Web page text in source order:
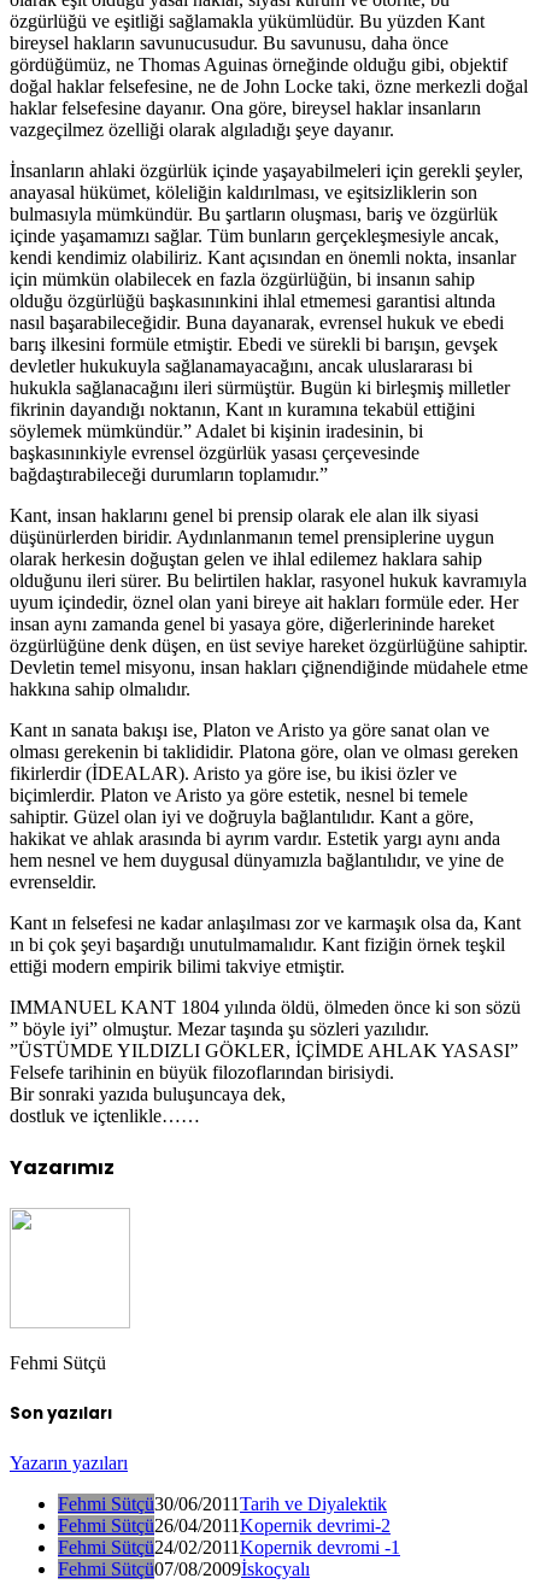
özgürlüğü ve eşitliği sağlamakla yükümlüdür. Bu yüzden Kant
bireysel hakların savunucusudur. Bu savunusu, daha önce
gördüğümüz, ne Thomas Aguinas örneğinde olduğu gibi, objektif
doğal haklar felsefesine, ne de John Locke taki, özne merkezli doğal
haklar felsefesine dayanır. Ona göre, bireysel haklar insanların
vazgeçilmez özelliği olarak algıladığı şeye dayanır.
İnsanların ahlaki özgürlük içinde yaşayabilmeleri için gerekli şeyler,
anayasal hükümet, köleliğin kaldırılması, ve eşitsizliklerin son
bulmasıyla mümkündür. Bu şartların oluşması, bariş ve özgürlük
içinde yaşamamızı sağlar. Tüm bunların gerçekleşmesiyle ancak,
kendi kendimiz olabiliriz. Kant açısından en önemli nokta, insanlar
için mümkün olabilecek en fazla özgürlüğün, bi insanın sahip
olduğu özgürlüğü başkasınınkini ihlal etmemesi garantisi altında
nasıl başarabileceğidir. Buna dayanarak, evrensel hukuk ve ebedi
barış ilkesini formüle etmiştir. Ebedi ve sürekli bi barışın, gevşek
devletler hukukuyla sağlanamayacağını, ancak uluslararası bi
hukukla sağlanacağını ileri sürmüştür. Bugün ki birleşmiş milletler
fikrinin dayandığı noktanın, Kant ın kuramına tekabül ettiğini
söylemek mümkündür.” Adalet bi kişinin iradesinin, bi
başkasınınkiyle evrensel özgürlük yasası çerçevesinde
bağdaştırabileceği durumların toplamıdır.”
Kant, insan haklarını genel bi prensip olarak ele alan ilk siyasi
düşünürlerden biridir. Aydınlanmanın temel prensiplerine uygun
olarak herkesin doğuştan gelen ve ihlal edilemez haklara sahip
olduğunu ileri sürer. Bu belirtilen haklar, rasyonel hukuk kavramıyla
uyum içindedir, öznel olan yani bireye ait hakları formüle eder. Her
insan aynı zamanda genel bi yasaya göre, diğerlerininde hareket
özgürlüğüne denk düşen, en üst seviye hareket özgürlüğüne sahiptir.
Devletin temel misyonu, insan hakları çiğnendiğinde müdahele etme
hakkına sahip olmalıdır.
Kant ın sanata bakışı ise, Platon ve Aristo ya göre sanat olan ve
olması gerekenin bi taklididir. Platona göre, olan ve olması gereken
fikirlerdir (İDEALAR). Aristo ya göre ise, bu ikisi özler ve
biçimlerdir. Platon ve Aristo ya göre estetik, nesnel bi temele
sahiptir. Güzel olan iyi ve doğruyla bağlantılıdır. Kant a göre,
hakikat ve ahlak arasında bi ayrım vardır. Estetik yargı aynı anda
hem nesnel ve hem duygusal dünyamızla bağlantılıdır, ve yine de
evrenseldir.
Kant ın felsefesi ne kadar anlaşılması zor ve karmaşık olsa da, Kant
ın bi çok şeyi başardığı unutulmamalıdır. Kant fiziğin örnek teşkil
ettiği modern empirik bilimi takviye etmiştir.
IMMANUEL KANT 1804 yılında öldü, ölmeden önce ki son sözü
” böyle iyi” olmuştur. Mezar taşında şu sözleri yazılıdır.
”ÜSTÜMDE YILDIZLI GÖKLER, İÇİMDE AHLAK YASASI”
Felsefe tarihinin en büyük filozoflarından birisiydi.
Bir sonraki yazıda buluşuncaya dek,
dostluk ve içtenlikle……
Yazarımız
Fehmi Sütçü
Son yazıları
Yazarın yazıları
Fehmi Sütçü30/06/2011Tarih ve Diyalektik
Fehmi Sütçü26/04/2011Kopernik devrimi-2
Fehmi Sütçü24/02/2011Kopernik devromi -1
Fehmi Sütçü07/08/2009İskoçyalı